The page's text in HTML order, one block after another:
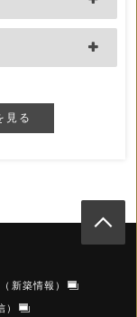
見る
新築情報）